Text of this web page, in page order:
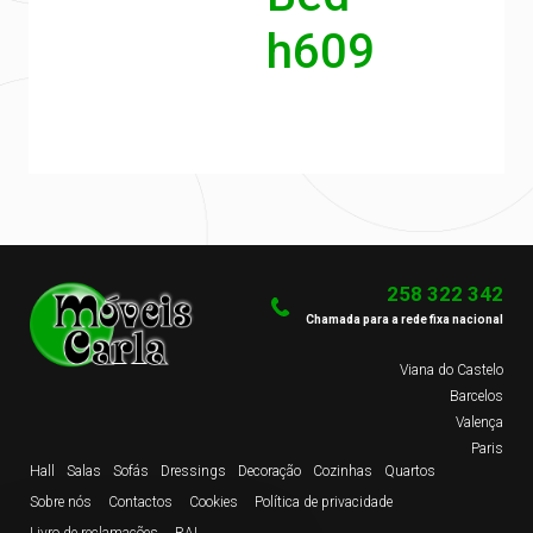
h609
Hall Salas Sofás Dressings Decoração Cozinhas
Quartos
Sobre nós
Contactos Cookies
Política de privacidade
258 322 342
Chamada para a rede fixa nacional
Viana do Castelo
Barcelos
Valença
Paris